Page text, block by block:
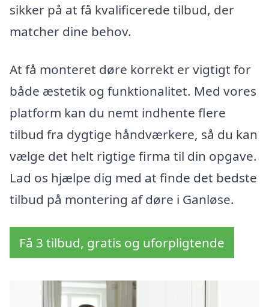
sikker på at få kvalificerede tilbud, der
matcher dine behov.
At få monteret døre korrekt er vigtigt for
både æstetik og funktionalitet. Med vores
platform kan du nemt indhente flere
tilbud fra dygtige håndværkere, så du kan
vælge det helt rigtige firma til din opgave.
Lad os hjælpe dig med at finde det bedste
tilbud på montering af døre i Ganløse.
Få 3 tilbud, gratis og uforpligtende